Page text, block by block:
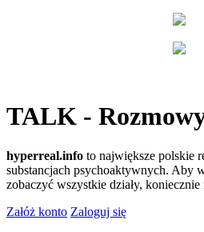
TALK -
hyperreal.info to największe polskie
substancjach psychoaktywnych. Aby
zobaczyć wszystkie działy, koniecznie
Załóż konto Zaloguj się